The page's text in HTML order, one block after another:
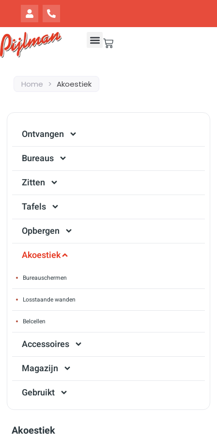
Home > Akoestiek
Ontvangen
Bureaus
Zitten
Tafels
Opbergen
Akoestiek
Bureauschermen
Losstaande wanden
Belcellen
Accessoires
Magazijn
Gebruikt
Akoestiek